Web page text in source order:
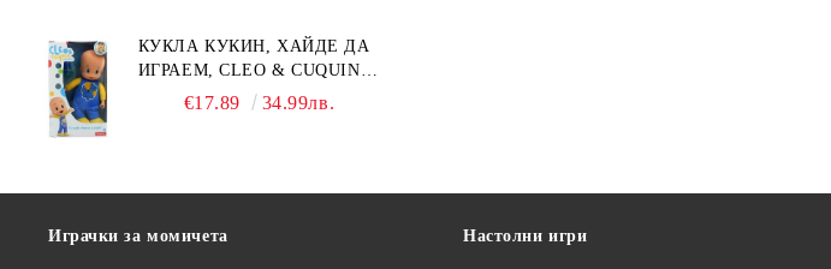
КУКЛА КУКИН, ХАЙДЕ ДА
ИГРАЕМ, CLEO & CUQUIN,
25 СМ.€17.89 34.99лв.
Играчки за момичета Настолни игри